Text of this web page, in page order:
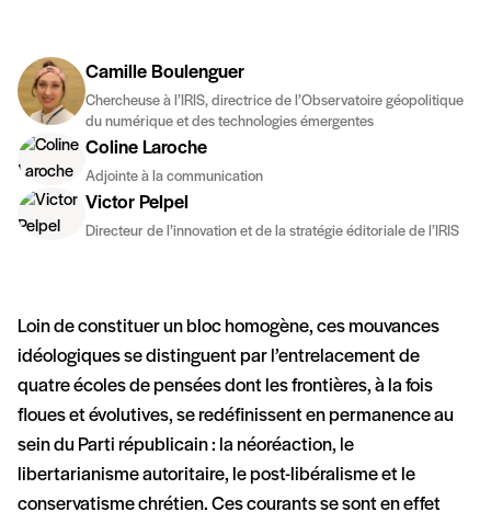
Camille Boulenguer
Chercheuse à l’IRIS, directrice de l’Observatoire géopolitique
du numérique et des technologies émergentes
Coline Laroche
Adjointe à la communication
Victor Pelpel
Directeur de l’innovation et de la stratégie éditoriale de l’IRIS
Loin de constituer un bloc homogène, ces mouvances
idéologiques se distinguent par l’entrelacement de
quatre écoles de pensées dont les frontières, à la fois
floues et évolutives, se redéfinissent en permanence au
sein du Parti républicain : la néoréaction, le
libertarianisme autoritaire, le post-libéralisme et le
conservatisme chrétien. Ces courants se sont en effet